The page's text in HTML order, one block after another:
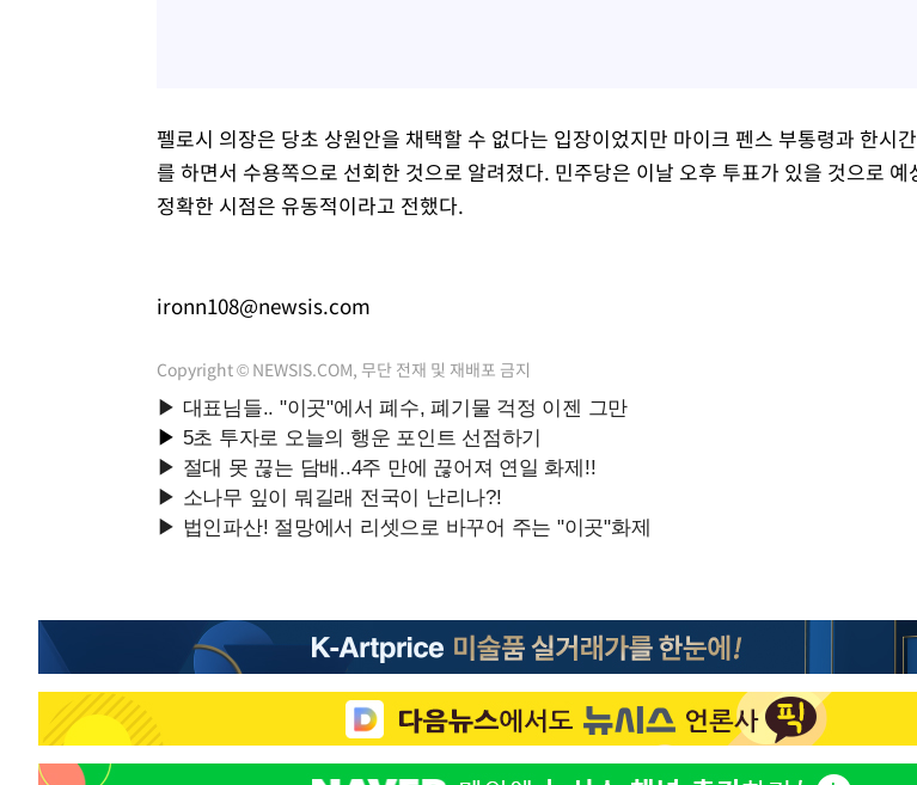
펠로시 의장은 당초 상원안을 채택할 수 없다는 입장이었지만 마이크 펜스 부통령과 한시
를 하면서 수용쪽으로 선회한 것으로 알려졌다. 민주당은 이날 오후 투표가 있을 것으로 예
정확한 시점은 유동적이라고 전했다.
ironn108@newsis.com
Copyright © NEWSIS.COM, 무단 전재 및 재배포 금지